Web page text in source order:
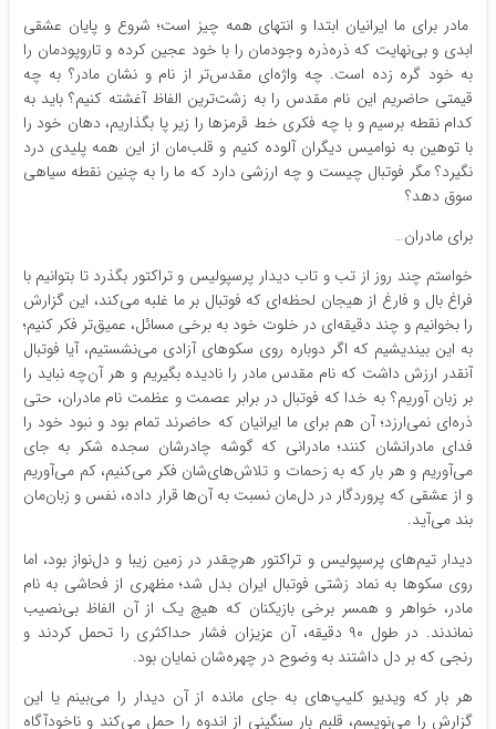
مادر برای ما ایرانیان ابتدا و انتهای همه چیز است؛ شروع و پایان عشقی
ابدی و بی‌نهایت که ذره‌ذره وجودمان را با خود عجین کرده و تاروپودمان را
به خود گره زده است. چه واژه‌ای مقدس‌تر از نام و نشان مادر؟ به چه
قیمتی حاضریم این نام مقدس را به زشت‌ترین الفاظ آغشته کنیم؟ باید به
کدام نقطه برسیم و با چه فکری خط قرمزها را زیر پا بگذاریم، دهان خود را
با توهین به نوامیس دیگران آلوده کنیم و قلب‌مان از این همه پلیدی درد
نگیرد؟ مگر فوتبال چیست و چه ارزشی دارد که ما را به چنین نقطه سیاهی
سوق دهد؟
برای مادران…
خواستم چند روز از تب و تاب دیدار پرسپولیس و تراکتور بگذرد تا بتوانیم با
فراغ بال و فارغ از هیجان لحظه‌ای که فوتبال بر ما غلبه می‌کند، این گزارش
را بخوانیم و چند دقیقه‌ای در خلوت خود به برخی مسائل، عمیق‌تر فکر کنیم؛
به این بیندیشیم که اگر دوباره روی سکوهای آزادی می‌نشستیم، آیا فوتبال
آنقدر ارزش داشت که نام مقدس مادر را نادیده بگیریم و هر آن‌چه نباید را
بر زبان آوریم؟ به خدا که فوتبال در برابر عصمت و عظمت نام مادران، حتی
ذره‌ای نمی‌ارزد؛ آن هم برای ما ایرانیان که حاضرند تمام بود و نبود خود را
فدای مادرانشان کنند؛ مادرانی که گوشه چادرشان سجده شکر به جای
می‌آوریم و هر بار که به زحمات و تلاش‌های‌شان فکر می‌کنیم، کم می‌آوریم
و از عشقی که پروردگار در دل‌مان نسبت به آن‌ها قرار داده، نفس و زبان‌مان
بند می‌آید.
دیدار تیم‌های پرسپولیس و تراکتور هرچقدر در زمین زیبا و دل‌نواز بود، اما
روی سکوها به نماد زشتی فوتبال ایران بدل شد؛ مظهری از فحاشی به نام
مادر، خواهر و همسر برخی بازیکنان که هیچ یک از آن الفاظ بی‌نصیب
نماندند. در طول ۹۰ دقیقه، آن عزیزان فشار حداکثری را تحمل کردند و
رنجی که بر دل داشتند به وضوح در چهره‌شان نمایان بود.
هر بار که ویدیو کلیپ‌های به جای مانده از آن دیدار را می‌بینم یا این
گزارش را می‌نویسم، قلبم بار سنگینی از اندوه را حمل می‌کند و ناخودآگاه